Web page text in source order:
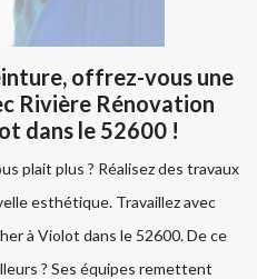
offrez-vous une
Rivière Rénovation
dans le 52600 !
plait plus ? Réalisez des travaux
esthétique. Travaillez avec
à Violot dans le 52600. De ce
? Ses équipes remettent